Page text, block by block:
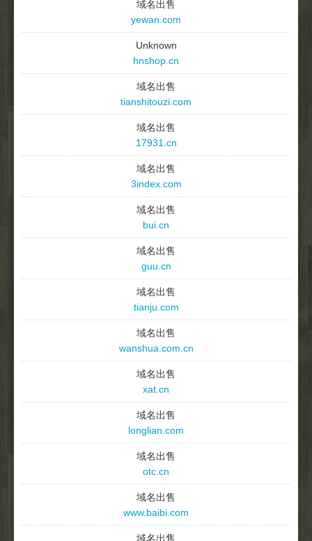
域名出售
yewan.com
Unknown
hnshop.cn
域名出售
tianshitouzi.com
域名出售
17931.cn
域名出售
3index.com
域名出售
bui.cn
域名出售
guu.cn
域名出售
tianju.com
域名出售
wanshua.com.cn
域名出售
xat.cn
域名出售
longlian.com
域名出售
otc.cn
域名出售
www.baibi.com
域名出售